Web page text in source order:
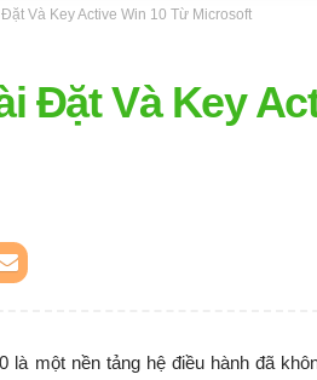
Và Key Active Win 10 Từ Microsoft
Đặt Và Key
là một nền tảng hệ điều hành đã